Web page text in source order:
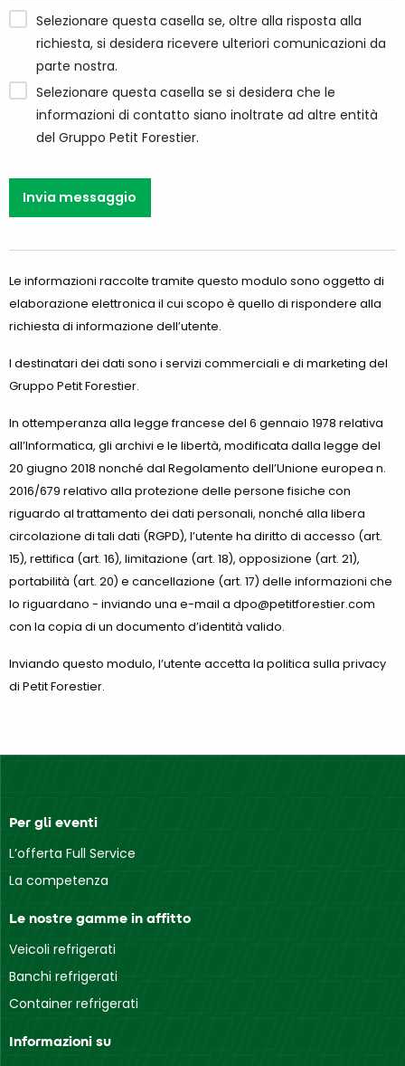
Selezionare questa casella se, oltre alla risposta alla
richiesta, si desidera ricevere ulteriori comunicazioni da
parte nostra.
Selezionare questa casella se si desidera che le
informazioni di contatto siano inoltrate ad altre entità
del Gruppo Petit Forestier.
Invia messaggio
Le informazioni raccolte tramite questo modulo sono oggetto di
elaborazione elettronica il cui scopo è quello di rispondere alla
richiesta di informazione dell’utente.
I destinatari dei dati sono i servizi commerciali e di marketing del
Gruppo Petit Forestier.
In ottemperanza alla legge francese del 6 gennaio 1978 relativa
all’Informatica, gli archivi e le libertà, modificata dalla legge del
20 giugno 2018 nonché dal Regolamento dell’Unione europea n.
2016/679 relativo alla protezione delle persone fisiche con
riguardo al trattamento dei dati personali, nonché alla libera
circolazione di tali dati (RGPD), l’utente ha diritto di accesso (art.
15), rettifica (art. 16), limitazione (art. 18), opposizione (art. 21),
portabilità (art. 20) e cancellazione (art. 17) delle informazioni che
lo riguardano - inviando una e-mail a dpo@petitforestier.com
con la copia di un documento d’identità valido.
Inviando questo modulo, l’utente accetta la politica sulla privacy
di Petit Forestier.
Per gli eventi
L’offerta Full Service
La competenza
Le nostre gamme in affitto
Veicoli refrigerati
Banchi refrigerati
Container refrigerati
Informazioni su